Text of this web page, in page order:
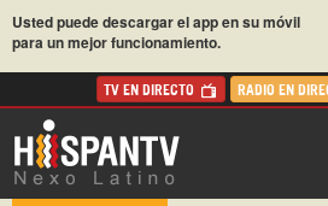
Usted puede descargar el app en su móvil
para un mejor funcionamiento.
TV EN DIRECTO RADIO EN